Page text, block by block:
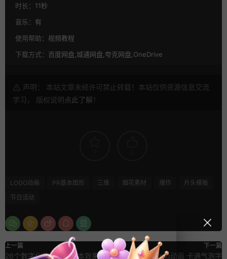
时长： 11秒
音乐： 有
使用帮助： 视频教程
下载方式： 百度网盘,城通网盘,夸克网盘,OneDrive
声明： 本站文章未经许可禁止转载！本站仅供资源信息交流
学习， 版权说明点此了解 ！
LOGO动画 PR基本图形 三维 烟花素材 爆炸
片头模板
节日活动
上一篇
26个数字化故障扭曲文本效果标题
下一篇
水滴液体标题mg动画 卡通气泡字